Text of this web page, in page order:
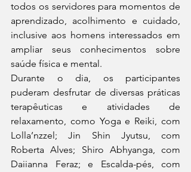
todos os servidores para momentos de
aprendizado, acolhimento e cuidado,
inclusive aos homens interessados em
ampliar seus conhecimentos sobre
saúde física e mental.
Durante o dia, os participantes
puderam desfrutar de diversas práticas
terapêuticas e atividades de
relaxamento, como Yoga e Reiki, com
Lolla’nzzel; Jin Shin Jyutsu, com
Roberta Alves; Shiro Abhyanga, com
Daiianna Feraz; e Escalda-pés, com